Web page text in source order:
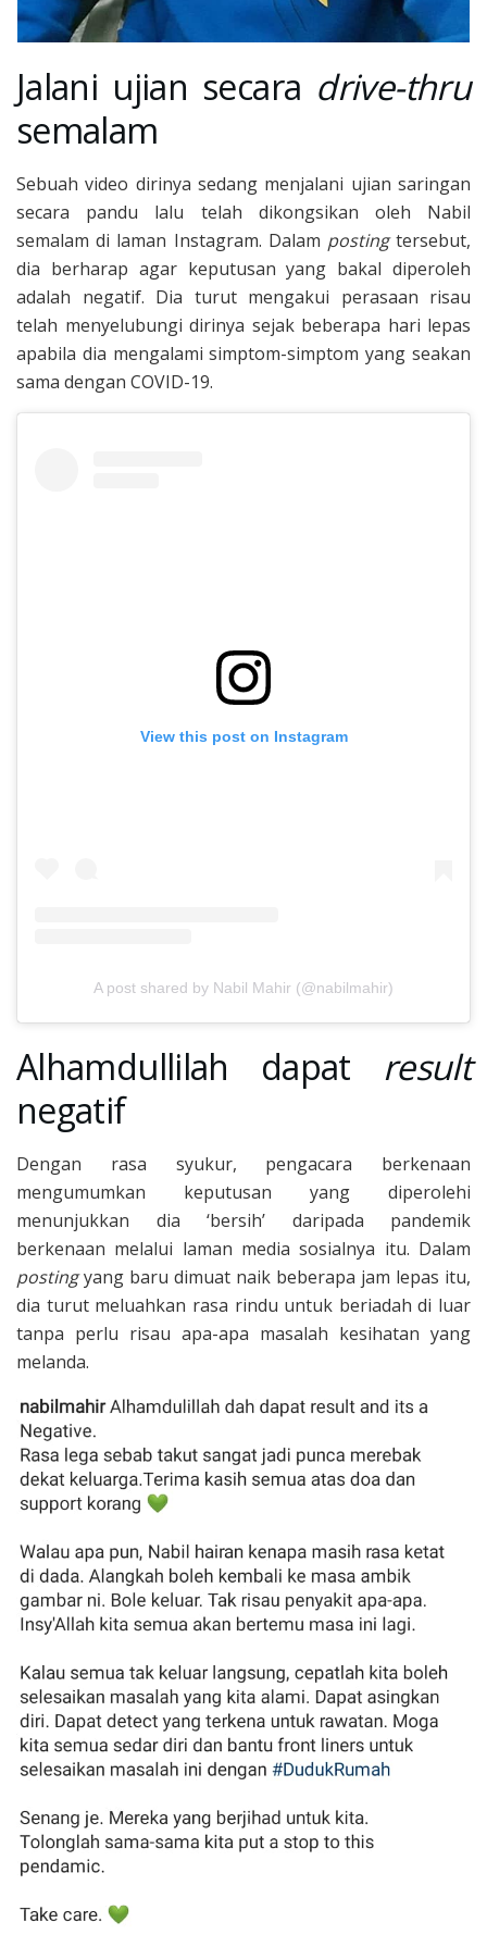
Jalani ujian secara drive-thru
semalam
Sebuah video dirinya sedang menjalani ujian saringan
secara pandu lalu telah dikongsikan oleh Nabil
semalam di laman Instagram. Dalam postingtersebut,
dia berharap agar keputusan yang bakal diperoleh
adalah negatif. Dia turut mengakui perasaan risau
telah menyelubungi dirinya sejak beberapa hari lepas
apabila dia mengalami simptom-simptom yang seakan
sama dengan COVID-19.
View this post on Instagram
A post shared by Nabil Mahir (@nabilmahir)
Alhamdullilah dapat result
negatif
Dengan rasa syukur, pengacara berkenaan
mengumumkan keputusan yang diperolehi
menunjukkan dia ‘bersih’ daripada pandemik
berkenaan melalui laman media sosialnya itu. Dalam
postingyang baru dimuat naik beberapa jam lepas itu,
dia turut meluahkan rasa rindu untuk beriadah di luar
tanpa perlu risau apa-apa masalah kesihatan yang
melanda.